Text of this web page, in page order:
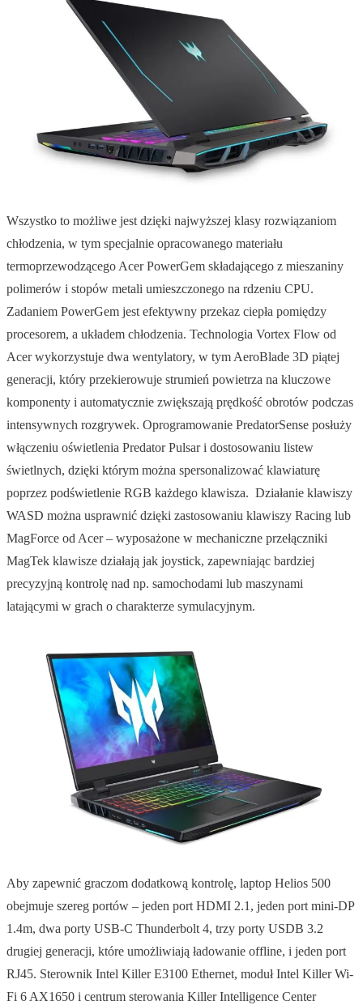
Wszystko to możliwe jest dzięki najwyższej klasy rozwiązaniom
chłodzenia, w tym specjalnie opracowanego materiału
termoprzewodzącego Acer PowerGem składającego z mieszaniny
polimerów i stopów metali umieszczonego na rdzeniu CPU.
Zadaniem PowerGem jest efektywny przekaz ciepła pomiędzy
procesorem, a układem chłodzenia. Technologia Vortex Flow od
Acer wykorzystuje dwa wentylatory, w tym AeroBlade 3D piątej
generacji, który przekierowuje strumień powietrza na kluczowe
komponenty i automatycznie zwiększają prędkość obrotów podczas
intensywnych rozgrywek. Oprogramowanie PredatorSense posłuży
włączeniu oświetlenia Predator Pulsar i dostosowaniu listew
świetlnych, dzięki którym można spersonalizować klawiaturę
poprzez podświetlenie RGB każdego klawisza. Działanie klawiszy
WASD można usprawnić dzięki zastosowaniu klawiszy Racing lub
MagForce od Acer – wyposażone w mechaniczne przełączniki
MagTek klawisze działają jak joystick, zapewniając bardziej
precyzyjną kontrolę nad np. samochodami lub maszynami
latającymi w grach o charakterze symulacyjnym.
Aby zapewnić graczom dodatkową kontrolę, laptop Helios 500
obejmuje szereg portów – jeden port HDMI 2.1, jeden port mini-DP
1.4m, dwa porty USB-C Thunderbolt 4, trzy porty USDB 3.2
drugiej generacji, które umożliwiają ładowanie offline, i jeden port
RJ45. Sterownik Intel Killer E3100 Ethernet, moduł Intel Killer Wi-
Fi 6 AX1650 i centrum sterowania Killer Intelligence Center